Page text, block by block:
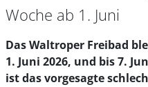
Woche ab 1. Juni
Das Waltroper Freibad
1. Juni 2026, und bis 7.
ist das vorgesagte